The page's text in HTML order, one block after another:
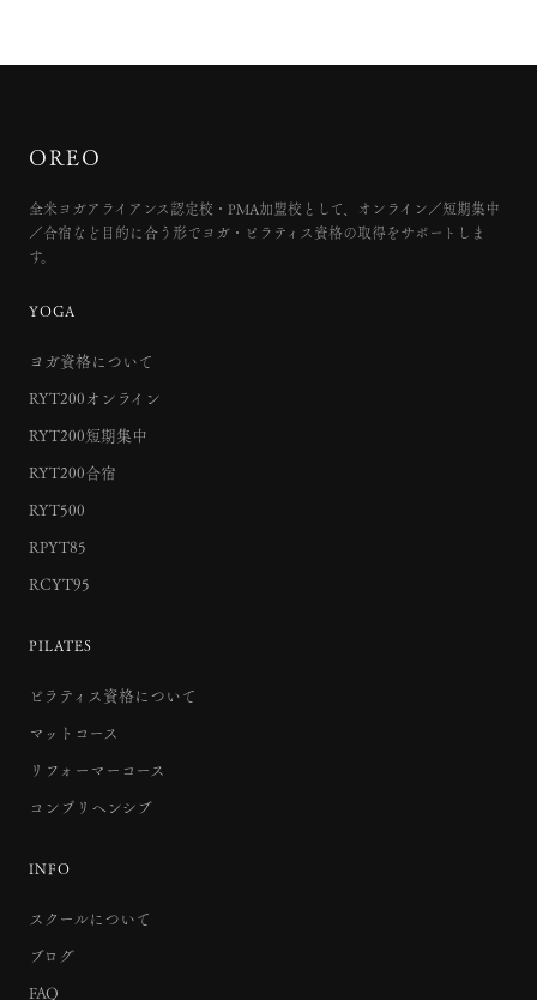
OREO
全米ヨガアライアンス認定校・PMA加盟校として、オンライン／短期集中
／合宿など目的に合う形でヨガ・ピラティス資格の取得をサポートしま
す。
YOGA
ヨガ資格について
RYT200オンライン
RYT200短期集中
RYT200合宿
RYT500
RPYT85
RCYT95
PILATES
ピラティス資格について
マットコース
リフォーマーコース
コンプリヘンシブ
INFO
スクールについて
ブログ
FAQ